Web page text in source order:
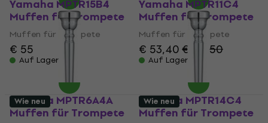
Yamaha MPTR15B4
Muffen für Trompete
Muffen für Trompete
€ 55
Auf Lager
Yamaha MPTR11C4
Muffen für Trompete
Muffen für Trompete
€ 53,40€ 54,50
Auf Lager
Yamaha MPTR6A4A
Muffen für Trompete
Yamaha MPTR14C4
Muffen für Trompete
Wie neu Wie neu